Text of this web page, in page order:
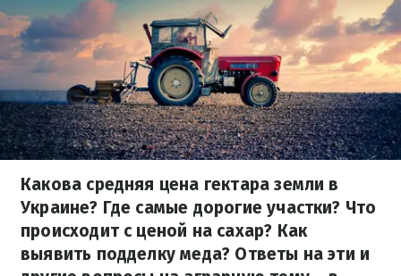
Какова средняя цена гектара земли в
Украине? Где самые дорогие участки? Что
происходит с ценой на сахар? Как
выявить подделку меда? Ответы на эти и